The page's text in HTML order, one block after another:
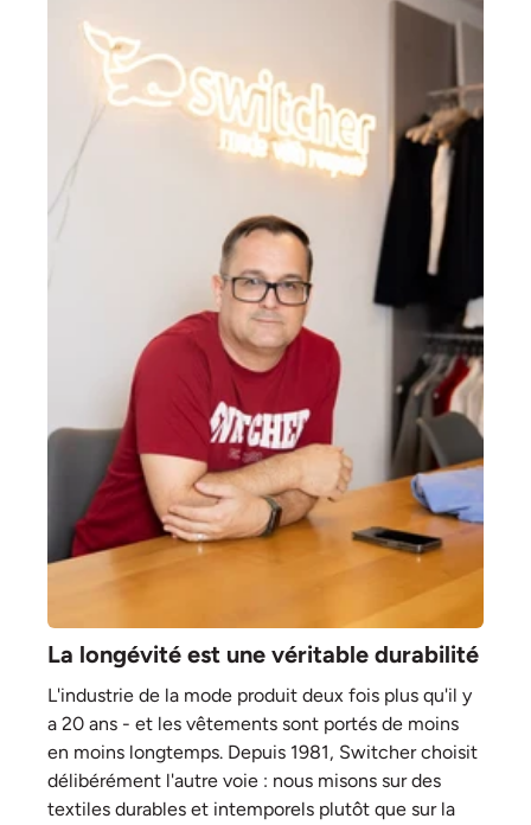
La longévité est une véritable durabilité
L'industrie de la mode produit deux fois plus qu'il y
a 20 ans - et les vêtements sont portés de moins
en moins longtemps. Depuis 1981, Switcher choisit
délibérément l'autre voie : nous misons sur des
textiles durables et intemporels plutôt que sur la